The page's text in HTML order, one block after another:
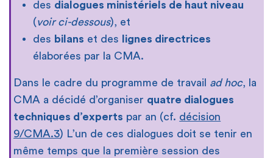
des dialogues ministériels de haut niveau
(voir ci-dessous), et
des bilans et des
lignes directrices
élaborées par la CMA.
Dans le cadre du programme de travail ad hoc, la
CMA a décidé d’organiser quatre dialogues
techniques d’experts par an (cf. décision
9/CMA.3) L’un de ces dialogues doit se tenir en
même temps que la première session des